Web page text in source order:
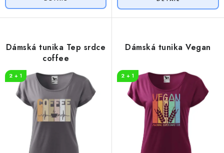
Dámská tunika Tep srdce
coffee
2 + 1
Dámská tunika Vegan
2 + 1